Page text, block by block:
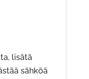
lisätä
sähköä